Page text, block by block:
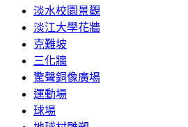
淡水校園景觀
淡江大學花牆
克難坡
三化牆
驚聲銅像廣場
運動場
球場